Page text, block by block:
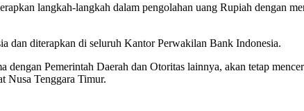
langkah-langkah dalam pengolahan uang Rupiah dengan
dan diterapkan di seluruh Kantor Perwakilan Bank Indonesia.
Pemerintah Daerah dan Otoritas lainnya, akan tetap
Nusa Tenggara Timur.